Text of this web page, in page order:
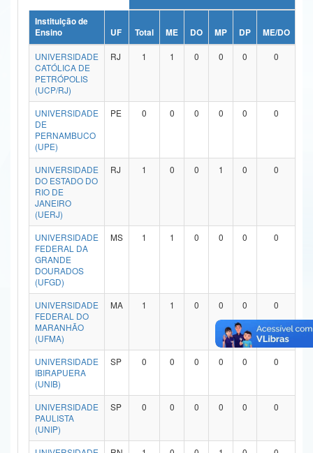
Ministério da Ciência, Tecnologia, Inovações e Comunicações
Ministério do Meio Ambiente
Ministério do Turismo
Ministério do Desenvolvimento Regional
Controladoria-Geral da União
Ministério da Mulher, da Família e dos Direitos Humanos
Secretaria-Geral
Secretaria de Governo
Gabinete de Segurança Institucional
Advocacia-Geral da União
Banco Central do Brasil
Instituição de
Ensino
UF Total ME DO MP DP ME/DO
UNIVERSIDADE
CATÓLICA DE
PETRÓPOLIS
(UCP/RJ)
RJ 1 1 0 0 0 0
UNIVERSIDADE
DE
PERNAMBUCO
(UPE)
PE 0 0 0 0 0 0
UNIVERSIDADE
DO ESTADO DO
RIO DE
JANEIRO
(UERJ)
RJ 1 0 0 1 0 0
UNIVERSIDADE
FEDERAL DA
GRANDE
DOURADOS
(UFGD)
MS 1 1 0 0 0 0
UNIVERSIDADE
FEDERAL DO
MARANHÃO
(UFMA)
MA 1 1 0 0 0 0
UNIVERSIDADE
IBIRAPUERA
(UNIB)
SP 0 0 0 0 0 0
UNIVERSIDADE
PAULISTA
(UNIP)
SP 0 0 0 0 0 0